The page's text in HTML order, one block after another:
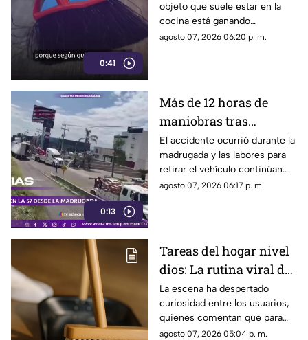
0:41
objeto que suele estar en la
cocina está ganando
popularidad entre quienes
agosto 07, 2026 06:20 p. m.
0:13
Más de 12 horas de
maniobras tras
volcadura de unidad
pesada en la carretera
57
El accidente ocurrió durante la
madrugada y las labores para
retirar el vehículo continúan
desde hace más de 12 horas en
agosto 07, 2026 06:17 p. m.
Tareas del hogar nivel
dios: La rutina viral de
esta mamá para la
limpieza el techo
La escena ha despertado
curiosidad entre los usuarios,
quienes comentan que para
algunas personas ningún
agosto 07, 2026 05:04 p. m.